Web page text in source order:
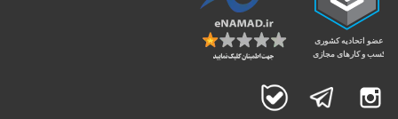
اینستاگرام تلگرام